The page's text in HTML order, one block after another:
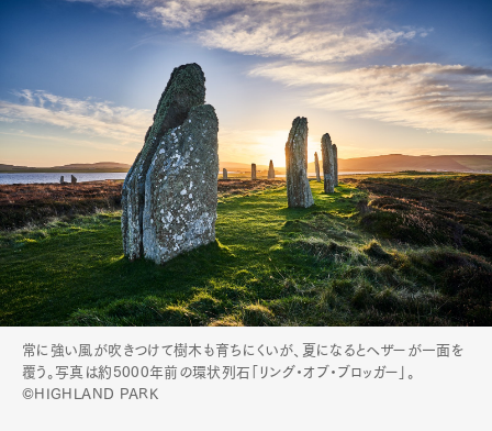
常に強い風が吹きつけて樹木も育ちにくいが、夏になるとヘザーが一面を
覆う。写真は約5000年前の環状列石「リング・オブ・ブロッガー」。
©HIGHLAND PARK